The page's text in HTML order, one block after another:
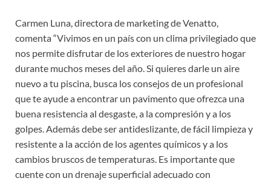
Carmen Luna, directora de marketing de Venatto,
comenta “Vivimos en un país con un clima privilegiado que
nos permite disfrutar de los exteriores de nuestro hogar
durante muchos meses del año. Si quieres darle un aire
nuevo a tu piscina, busca los consejos de un profesional
que te ayude a encontrar un pavimento que ofrezca una
buena resistencia al desgaste, a la compresión y a los
golpes. Además debe ser antideslizante, de fácil limpieza y
resistente a la acción de los agentes químicos y a los
cambios bruscos de temperaturas. Es importante que
cuente con un drenaje superficial adecuado con